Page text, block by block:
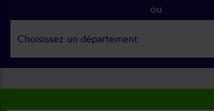
ou
Choisissez un département